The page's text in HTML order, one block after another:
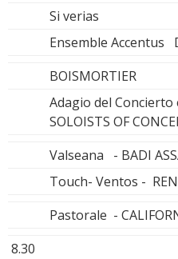
Si verias
Ensemble Accentus
BOISMORTIER
Adagio del Concierto
SOLOISTS OF
Valseana - BADI
Touch- Ventos -
Pastorale -
8.30